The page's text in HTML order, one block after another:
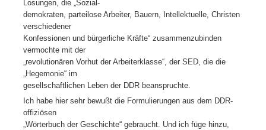
Losungen, die „Sozial-
demokraten, parteilose Arbeiter, Bauern, Intellektuelle, Christen
verschiedener
Konfessionen und bürgerliche Kräfte“ zusammenzubinden
vermochte mit der
„revolutionären Vorhut der Arbeiterklasse“, der SED, die die
„Hegemonie“ im
gesellschaftlichen Leben der DDR beanspruchte.
Ich habe hier sehr bewußt die Formulierungen aus dem DDR-
offiziösen
„Wörterbuch der Geschichte“ gebraucht. Und ich füge hinzu,